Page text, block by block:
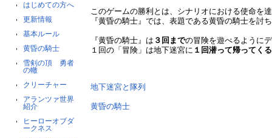
はじめての方へ
更新情報
基本ルール
黄昏の騎士
雪剣の頂 勇者
の轍
クリーチャー
アランツァ世界
紹介
ヒーローオブダ
ークネス
このゲームの勝利とは、シナリオにおける使命を
『黄昏の騎士』では、表題である黄昏の騎士を
『黄昏の騎士』は ３回までの冒険を遊べるように
１回の「冒険」は地下迷宮に １回潜って帰ってくる
地下迷宮と隊列
黄昏の騎士